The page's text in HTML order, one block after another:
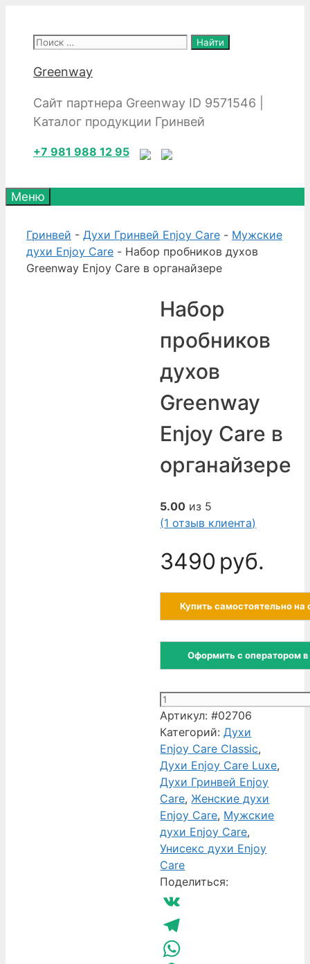
содержимому
Поиск:
Greenway
Сайт партнера Greenway ID 9571546 |
Каталог продукции Гринвей
+7 981 988 12 95
Меню
Гринвей - Духи Гринвей Enjoy Care - Мужские
духи Enjoy Care - Набор пробников духов
Greenway Enjoy Care в органайзере
Набор
пробников
духов
Greenway
Enjoy Care в
органайзере
5.00 из 5
(1 отзыв клиента)
3490 руб.
Купить самостоятельно на
Оформить с оператором
Количество
товара
Набор
пробников
духов
Greenway
Enjoy
Care
в
органайзере
Артикул:#02706
Категорий:Духи
Enjoy Care Classic,
Духи Enjoy Care Luxe,
Духи Гринвей Enjoy
Care, Женские духи
Enjoy Care, Мужские
духи Enjoy Care,
Унисекс духи Enjoy
Care
Поделиться:
VK
Telegram